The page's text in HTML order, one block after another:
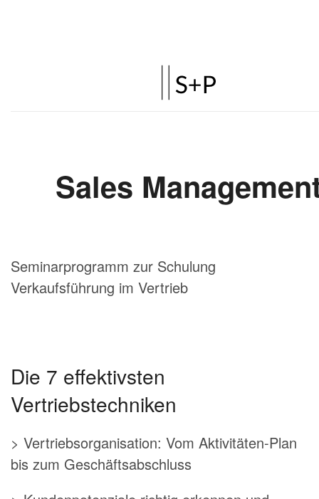
Seminarprogramm zur Schulung
Verkaufsführung im Vertrieb
Die 7 effektivsten
Vertriebstechniken
> Vertriebsorganisation: Vom Aktivitäten-Plan
bis zum Geschäftsabschluss